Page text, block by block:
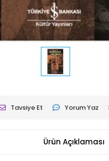
Tavsiye Et Yorum Yaz
Ürün Açıklaması